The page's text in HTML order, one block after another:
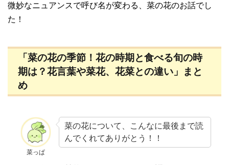
微妙なニュアンスで呼び名が変わる、菜の花のお話でし
た！
「菜の花の季節！花の時期と食べる旬の時
期は？花言葉や菜花、花菜との違い」まと
め
菜っぱ
菜の花について、こんなに最後まで読
んでくれてありがとう！！